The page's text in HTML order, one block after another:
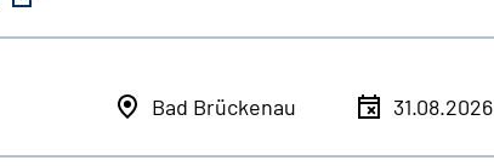
Bad Brückenau 31.08.2026